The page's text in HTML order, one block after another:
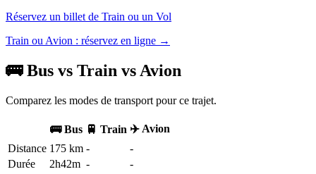
Réservez un billet de Train ou un Vol
Train ou Avion : réservez en ligne →
🚌 Bus vs Train vs Avion
Comparez les modes de transport pour ce trajet.
🚌 Bus 🚆 Train ✈️ Avion
Distance 175 km -
-
Durée
2h42m -
-